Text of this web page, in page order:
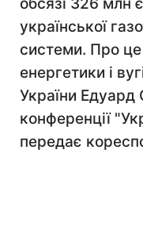
української
системи. Про це
енергетики і
України Едуард
конференції
передає